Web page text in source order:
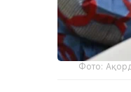
Фото: